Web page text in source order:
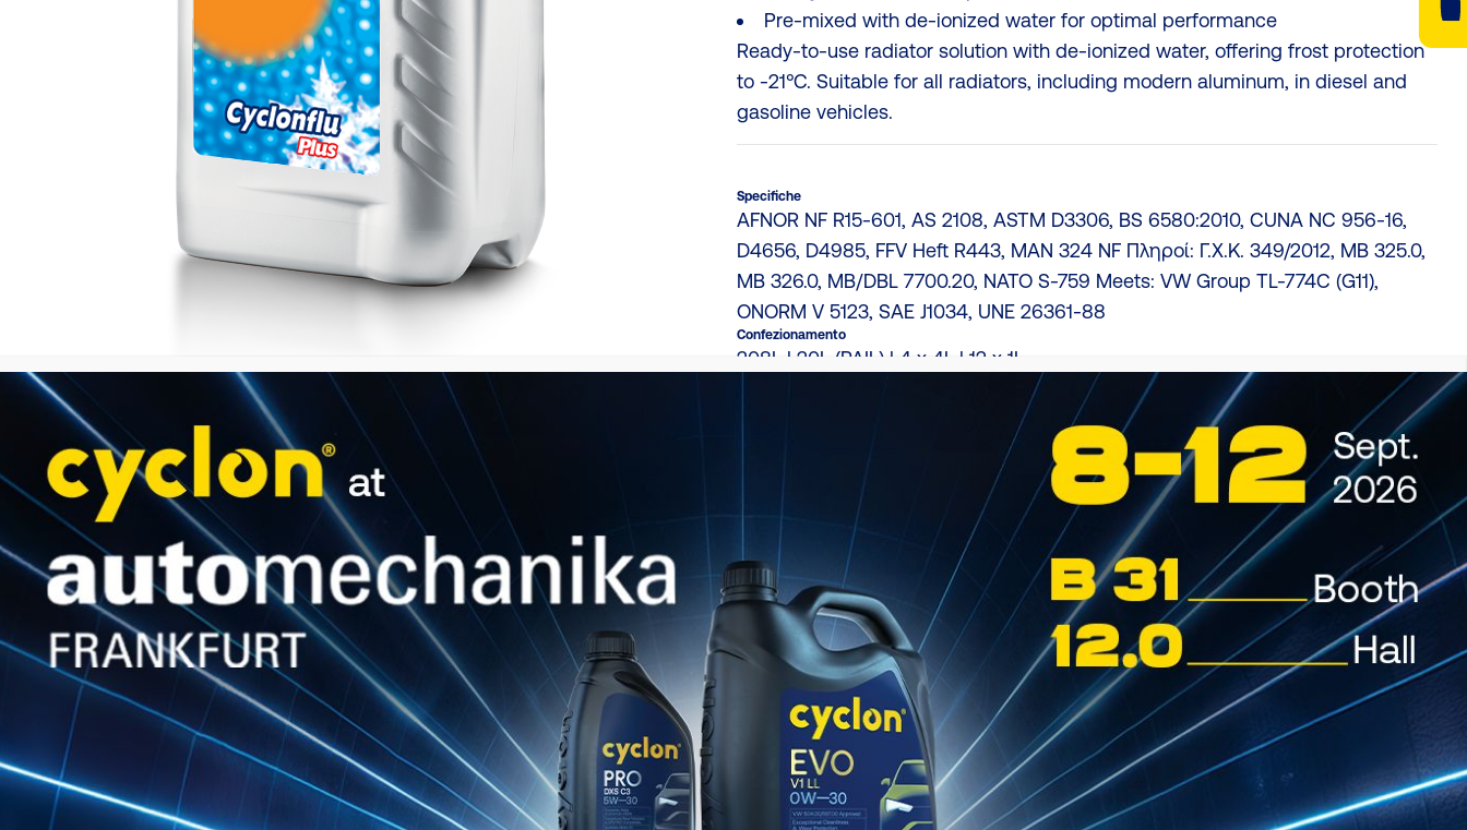
Pre‑mixed with de‑ionized water for optimal performance
Ready-to-use radiator solution with de-ionized water, offering frost protection
to -21°C. Suitable for all radiators, including modern aluminum, in diesel and
gasoline vehicles.
Specifiche
AFNOR NF R15-601, AS 2108, ASTM D3306, BS 6580:2010, CUNA NC 956-16,
D4656, D4985, FFV Heft R443, MAN 324 NF Πληροί: Γ.Χ.Κ. 349/2012, MB 325.0,
MB 326.0, MB/DBL 7700.20, NATO S-759 Meets: VW Group TL-774C (G11),
ONORM V 5123, SAE J1034, UNE 26361-88
Confezionamento
208L | 20L (PAIL) | 4 x 4L | 12 x 1L
Catalogo di Abbinamento Prodotti
Scarica qui